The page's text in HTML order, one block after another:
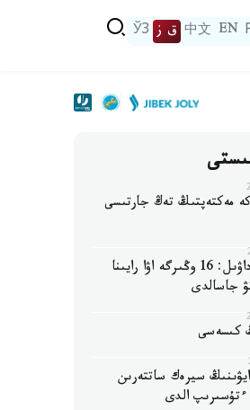
EN
中文 ق ز ЎЗ
32 جەكە مەكتەپتىڭ تەڭ جارتىسى
نوسەر، بۇرشاق، داۋىل: 16 وڭىرگە اۋا رايىنا
جاسالدى
كىسەسى
سيرەك ساتتەرىن
ءتۇسىرىپ الدى